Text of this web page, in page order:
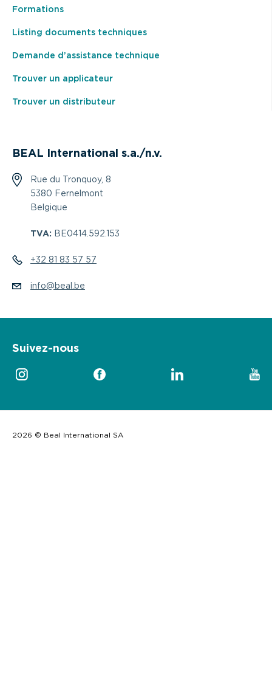
Formations
Listing documents techniques
Demande d’assistance technique
Trouver un applicateur
Trouver un distributeur
BEAL International s.a./n.v.
Rue du Tronquoy, 8
5380 Fernelmont
Belgique
TVA: BE0414.592.153
+32 81 83 57 57
info@beal.be
Suivez-nous
2026 © Beal International SA